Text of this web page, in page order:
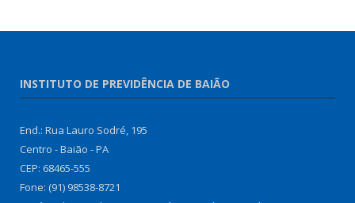
INSTITUTO DE PREVIDÊNCIA DE BAIÃO
End.: Rua Lauro Sodré, 195
Centro - Baião - PA
CEP: 68465-555
Fone: (91) 98538-8721